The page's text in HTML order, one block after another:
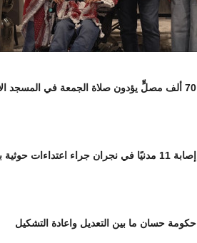
70 ألف مصلٍّ يؤدون صلاة الجمعة في المسجد الأقصى رغم إجراءات الاحتلال المشددة
إصابة 11 مدنيًا في نجران جراء اعتداءات حوثية بالمقذوفات العشوائية
حكومة حسان ما بين التعديل واعادة التشكيل